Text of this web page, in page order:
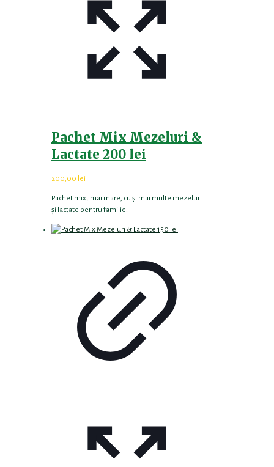
Pachet Mix Mezeluri &
Lactate 200 lei
200,00 lei
Pachet mixt mai mare, cu și mai multe mezeluri
și lactate pentru familie.